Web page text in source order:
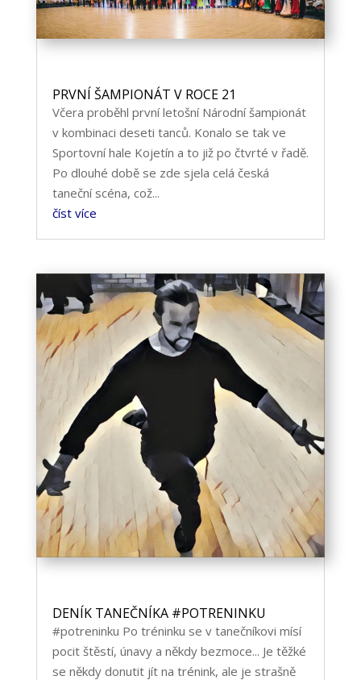
PRVNÍ ŠAMPIONÁT V ROCE 21
Včera proběhl první letošní Národní šampionát
v kombinaci deseti tanců. Konalo se tak ve
Sportovní hale Kojetín a to již po čtvrté v řadě.
Po dlouhé době se zde sjela celá česká
taneční scéna, což...
číst více
DENÍK TANEČNÍKA #POTRENINKU
#potreninku Po tréninku se v tanečníkovi mísí
pocit štěstí, únavy a někdy bezmoce... Je těžké
se někdy donutit jít na trénink, ale je strašně